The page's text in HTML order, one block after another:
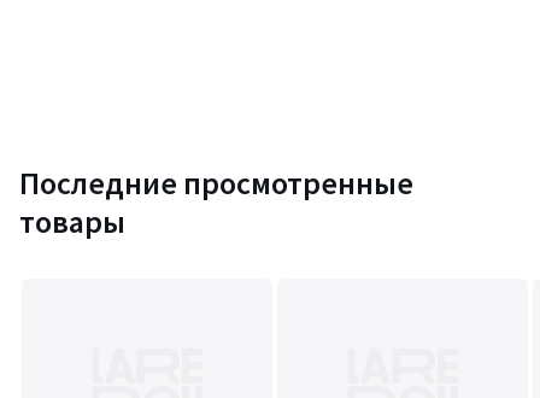
Последние просмотренные
товары